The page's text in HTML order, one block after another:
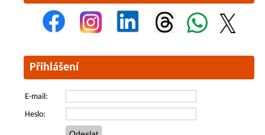
Přihlášení
E-mail:
Heslo: